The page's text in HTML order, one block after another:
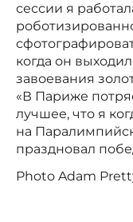
сессии я
когда он
завоевания
«В Париже
лучшее, что я
на
праздновал
Photo Adam